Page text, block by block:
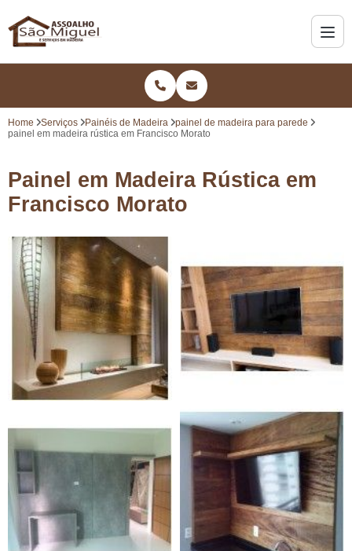
Home Serviços Painéis de Madeira
painel de madeira para parede
painel em madeira rústica em Francisco Morato
Painel em Madeira Rústica em
Francisco Morato